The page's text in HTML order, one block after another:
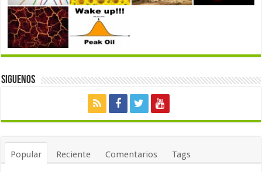
Siguenos
Popular Reciente Comentarios Tags